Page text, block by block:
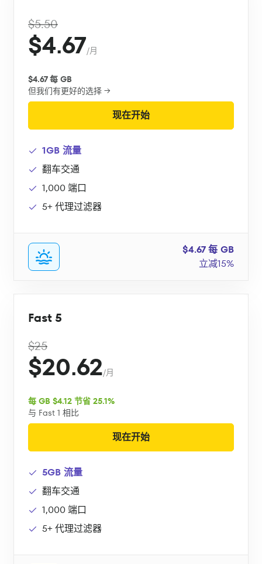
$5.50
$4.67/月
$4.67 每 GB
但我们有更好的选择 →
现在开始
1GB 流量
翻车交通
1,000 端口
5+ 代理过滤器
$4.67 每 GB
立减15%
Fast 5
$25
$20.62/月
每 GB $4.12 节省 25.1%
与 Fast 1 相比
现在开始
5GB 流量
翻车交通
1,000 端口
5+ 代理过滤器